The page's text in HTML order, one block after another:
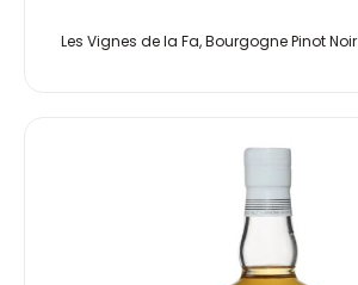
Les Vignes de la Fa, Bourgogne Pinot Noir